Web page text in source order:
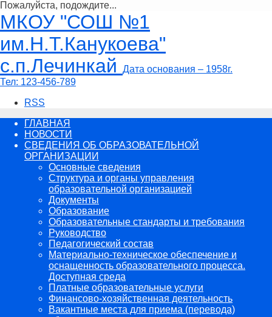
Пожалуйста, подождите...
Перейти
к
содержимому
МКОУ "СОШ №1
им.Н.Т.Канукоева"
с.п.Лечинкай
Дата основания – 1958г.
Тел: 123-456-789
RSS
ГЛАВНАЯ
НОВОСТИ
СВЕДЕНИЯ ОБ ОБРАЗОВАТЕЛЬНОЙ
ОРГАНИЗАЦИИ
Основные сведения
Структура и органы управления
образовательной организацией
Документы
Образование
Образовательные стандарты и требования
Руководство
Педагогический состав
Материально-техническое обеспечение и
оснащенность образовательного процесса.
Доступная среда
Платные образовательные услуги
Финансово-хозяйственная деятельность
Вакантные места для приема (перевода)